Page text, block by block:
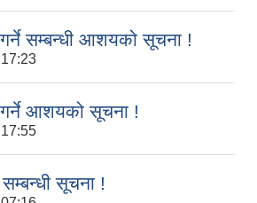
सम्बन्धी आशयको सूचना !
आशयको सूचना !
सूचना !